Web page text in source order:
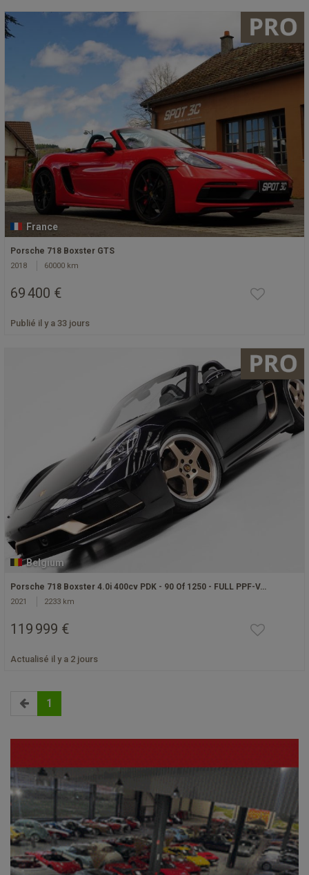
France
Porsche 718 Boxster GTS
2018 60000 km
69 400 €
Publié il y a 33 jours
Belgium
Porsche 718 Boxster 4.0i 400cv PDK - 90 Of 1250 - FULL PPF-V…
2021 2233 km
119 999 €
Actualisé il y a 2 jours
1